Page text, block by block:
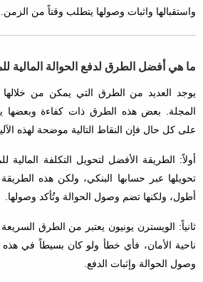
واستقبالها واثبات وصولها يتطلب وقتاً من الزمن.
ما هي أفضل الطرق لدفع الحوالة المالية
يوجد العديد من الطرق التي يمكن من خلالها
المجلة. بعض هذه الطرق ذات كفاءة وبعضها
على كل حال فإن النقاط التالية موضحة لهذه
أولاً: الطريقة الأفضل لتحويل التكلفة المالية
تحويلها عبر حسابها البنكي، ولكن هذه
أطول، ولكنها تضم وصول الحوالة وتُأكد وصولها.
ثانياً: الويسترن يونيون يعتبر من الطرق
ناحية الأمان، فأي خطأ ولو كان بسيطاً في
وصول الحوالة وإثبات الدفع.